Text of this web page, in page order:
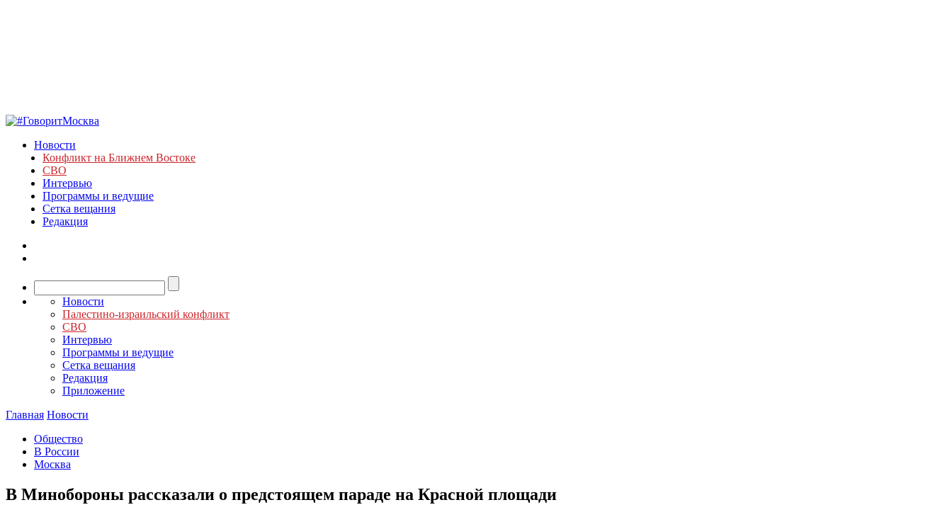
Новости
Конфликт на Ближнем Востоке
СВО
Интервью
Программы и ведущие
Сетка вещания
Редакция
Новости
Палестино-израильский конфликт
СВО
Интервью
Программы и ведущие
Сетка вещания
Редакция
Приложение
Главная Новости
Общество
В России
Москва
В Минобороны рассказали о предстоящем параде на Красной площади